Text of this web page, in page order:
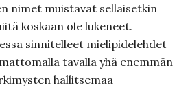
nimet muistavat sellaisetkin
koskaan ole lukeneet.
sinnitelleet mielipidelehdet
tavalla yhä enemmän
hallitsemaa